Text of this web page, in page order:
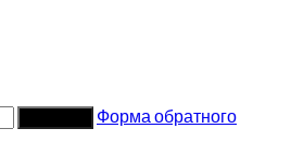
Форма обратного